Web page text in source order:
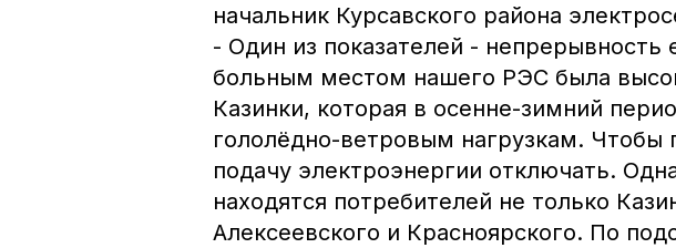
начальник Курсавского района
- Один из показателей -
больным местом нашего РЭС была
Казинки, которая в осенне-зимний
гололёдно-ветровым нагрузкам. Чтобы
подачу электроэнергии отключать.
находятся потребителей не только
Алексеевского и Красноярского. По